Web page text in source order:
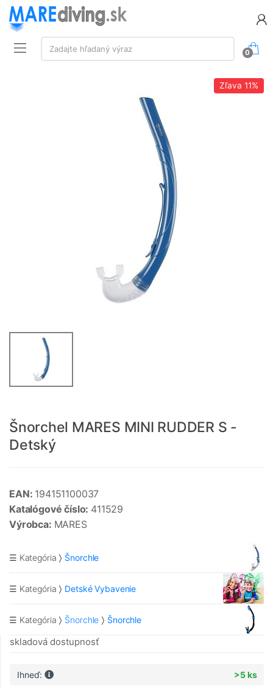
Vyhľadávanie:
Zadajte hľadaný výraz
0
Zľava 11%
Šnorchel MARES MINI RUDDER S -
Detský
EAN: 194151100037
Katalógové číslo: 411529
Výrobca: MARES
☰ Kategória Šnorchle
☰ Kategória Detské Vybavenie
☰ Kategória Šnorchle Šnorchle
skladová dostupnosť
Ihneď: >5 ks